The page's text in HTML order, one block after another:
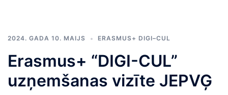
2024. GADA 10. MAIJS ERASMUS+ DIGI–CUL
Erasmus+ “DIGI-CUL”
uzņemšanas vizīte JEPVĢ